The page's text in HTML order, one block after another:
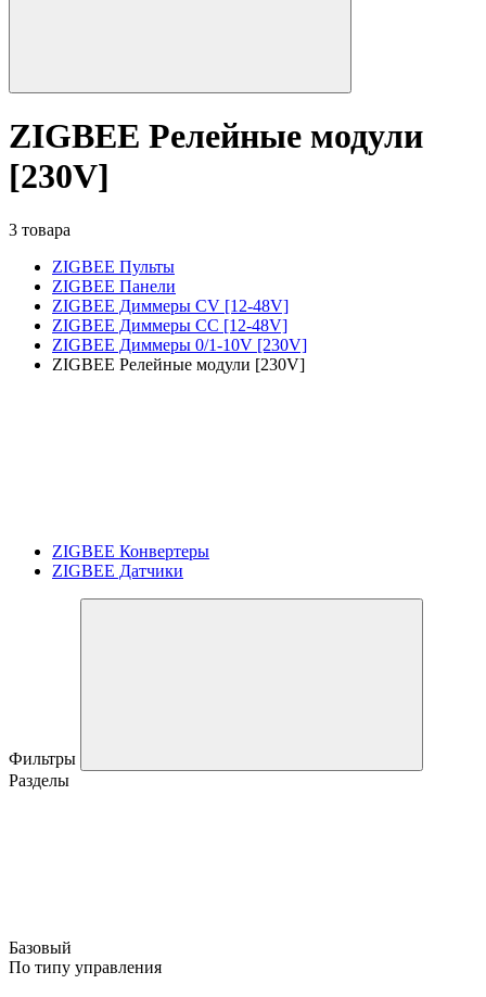
ZIGBEE Релейные модули
[230V]
3 товара
ZIGBEE Пульты
ZIGBEE Панели
ZIGBEE Диммеры CV [12-48V]
ZIGBEE Диммеры CC [12-48V]
ZIGBEE Диммеры 0/1-10V [230V]
ZIGBEE Релейные модули [230V]
ZIGBEE Конвертеры
ZIGBEE Датчики
Фильтры
Разделы
Базовый
По типу управления